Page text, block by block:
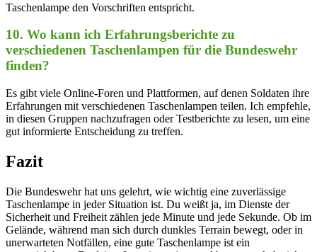
Taschenlampe den‌ Vorschriften entspricht.
10. Wo kann ich Erfahrungsberichte zu
verschiedenen‌ Taschenlampen für die Bundeswehr​
finden?
Es ⁤gibt ⁣viele Online-Foren und ⁤Plattformen, auf ​denen⁣ Soldaten ihre
Erfahrungen mit verschiedenen Taschenlampen teilen. ‍Ich empfehle,⁣
in diesen Gruppen nachzufragen oder Testberichte zu⁢ lesen, ⁢um eine
gut informierte Entscheidung zu ⁤treffen.
Fazit
Die Bundeswehr hat uns gelehrt, wie ⁤wichtig eine zuverlässige
Taschenlampe in jeder Situation ist. Du weißt ja, ‌im Dienste‌ der
Sicherheit und⁣ Freiheit ⁤zählen​ jede Minute und jede Sekunde. Ob im‌
Gelände, während man sich​ durch dunkles⁣ Terrain bewegt,​ oder in
unerwarteten Notfällen, ⁤eine gute Taschenlampe ‍ist ein